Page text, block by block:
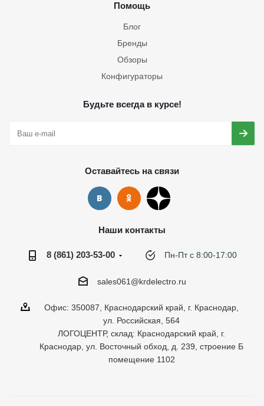
Помощь
Блог
Бренды
Обзоры
Конфигураторы
Будьте всегда в курсе!
Оставайтесь на связи
Наши контакты
8 (861) 203-53-00 Пн-Пт с 8:00-17:00
sales061@krdelectro.ru
Офис: 350087, Краснодарский край, г. Краснодар,
ул. Российская, 564
ЛОГОЦЕНТР, склад: Краснодарский край, г.
Краснодар, ул. Восточный обход, д. 239, строение Б
помещение 1102